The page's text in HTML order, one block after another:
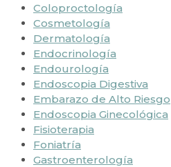
Coloproctología
Cosmetología
Dermatología
Endocrinología
Endourología
Endoscopia Digestiva
Embarazo de Alto Riesgo
Endoscopia Ginecológica
Fisioterapia
Foniatría
Gastroenterología